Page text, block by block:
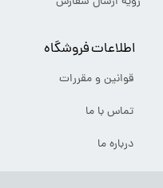
اطلاعات فروشگاه
قوانین و مقررات
تماس با ما
درباره ما